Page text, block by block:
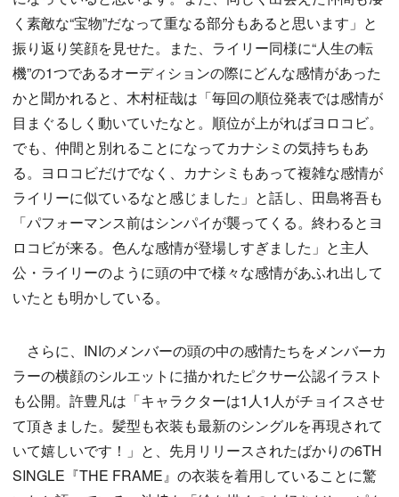
く素敵な“宝物”だなって重なる部分もあると思います」と
振り返り笑顔を見せた。また、ライリー同様に“人生の転
機”の1つであるオーディションの際にどんな感情があった
かと聞かれると、木村柾哉は「毎回の順位発表では感情が
目まぐるしく動いていたなと。順位が上がればヨロコビ。
でも、仲間と別れることになってカナシミの気持ちもあ
る。ヨロコビだけでなく、カナシミもあって複雑な感情が
ライリーに似ているなと感じました」と話し、田島将吾も
「パフォーマンス前はシンパイが襲ってくる。終わるとヨ
ロコビが来る。色んな感情が登場しすぎました」と主人
公・ライリーのように頭の中で様々な感情があふれ出して
いたとも明かしている。
さらに、INIのメンバーの頭の中の感情たちをメンバーカ
ラーの横顔のシルエットに描かれたピクサー公認イラスト
も公開。許豊凡は「キャラクターは1人1人がチョイスさせ
て頂きました。髪型も衣装も最新のシングルを再現されて
いて嬉しいです！」と、先月リリースされたばかりの6TH
SINGLE『THE FRAME』の衣装を着用していることに驚